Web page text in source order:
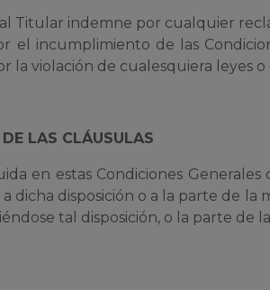
Titular indemne por cualquier
el incumplimiento de las
la violación de cualesquiera leyes
LAS CLÁUSULAS
en estas Condiciones
dicha disposición o a la parte de
tal disposición, o la parte de